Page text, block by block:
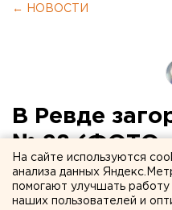
← НОВОСТИ
В Ревде
№ 28 (ФОТО,
На сайте используются
анализа данных
помогают улучшать работу
наших пользователей и